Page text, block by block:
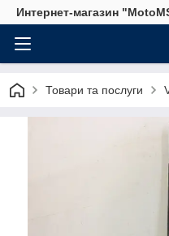
Интернет-магазин
Товари та послуги